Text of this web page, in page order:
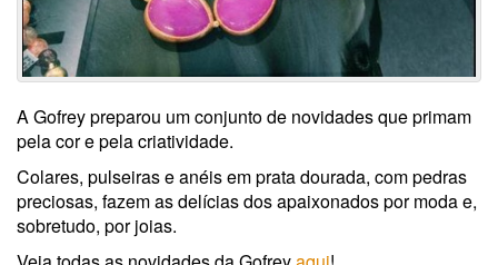
A Gofrey preparou um conjunto de novidades que primam
pela cor e pela criatividade.
Colares, pulseiras e anéis em prata dourada, com pedras
preciosas, fazem as delícias dos apaixonados por moda e,
sobretudo, por joias.